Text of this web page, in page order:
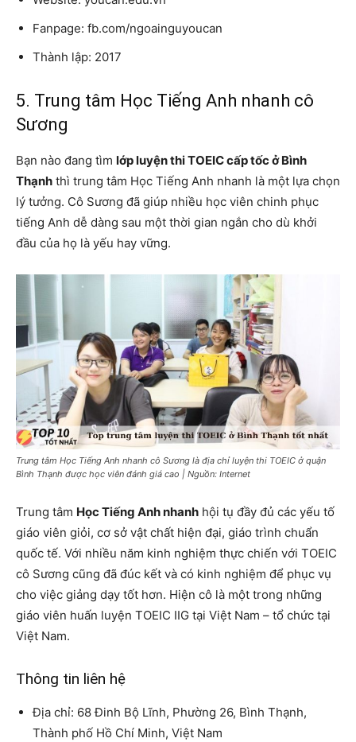
Fanpage: fb.com/ngoainguyoucan
Thành lập: 2017
5. Trung tâm Học Tiếng Anh nhanh cô
Sương
Bạn nào đang tìm lớp luyện thi TOEIC cấp tốc ở Bình
Thạnh thì trung tâm Học Tiếng Anh nhanh là một lựa chọn
lý tưởng. Cô Sương đã giúp nhiều học viên chinh phục
tiếng Anh dễ dàng sau một thời gian ngắn cho dù khởi
đầu của họ là yếu hay vững.
Trung tâm Học Tiếng Anh nhanh cô Sương là địa chỉ luyện thi TOEIC ở quận
Bình Thạnh được học viên đánh giá cao | Nguồn: Internet
Trung tâm Học Tiếng Anh nhanh hội tụ đầy đủ các yếu tố
giáo viên giỏi, cơ sở vật chất hiện đại, giáo trình chuẩn
quốc tế. Với nhiều năm kinh nghiệm thực chiến với TOEIC
cô Sương cũng đã đúc kết và có kinh nghiệm để phục vụ
cho việc giảng dạy tốt hơn. Hiện cô là một trong những
giáo viên huấn luyện TOEIC IIG tại Việt Nam – tổ chức tại
Việt Nam.
Thông tin liên hệ
Địa chỉ: 68 Đinh Bộ Lĩnh, Phường 26, Bình Thạnh,
Thành phố Hồ Chí Minh, Việt Nam